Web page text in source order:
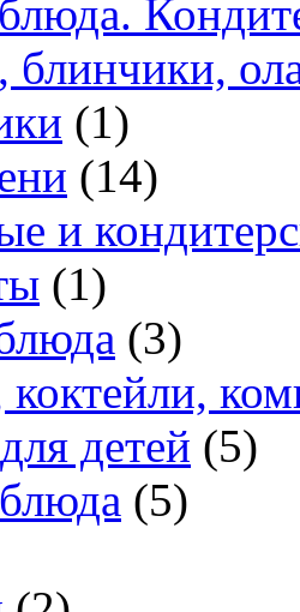
блинчики,
(1)
(14)
и
(1)
(3)
детей (5)
(5)